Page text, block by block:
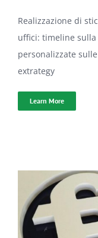
Realizzazione di
uffici: timeline
personalizzate
extrategy
Learn More